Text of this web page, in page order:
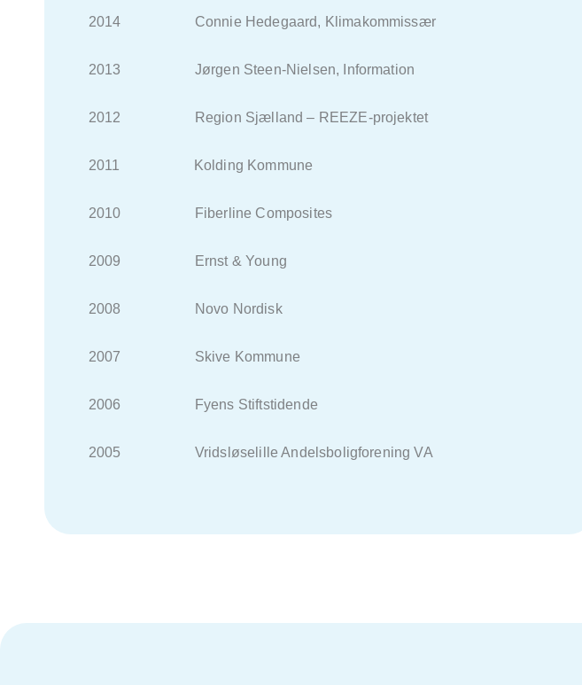
2014 Connie Hedegaard, Klimakommissær
2013 Jørgen Steen-Nielsen, Information
2012 Region Sjælland – REEZE-projektet
2011 Kolding Kommune
2010 Fiberline Composites
2009 Ernst & Young
2008 Novo Nordisk
2007 Skive Kommune
2006 Fyens Stiftstidende
2005 Vridsløselille Andelsboligforening VA